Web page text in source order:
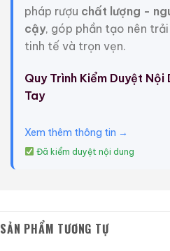
Bản hợp đồng giữa Poli
mạnh sau đó được lưu trữ
máy chưng cất Poli, nơi có
sồi 225 lít.
sự thật: vào tháng 6 năm
đầu tiên đã được đóng
pháp rượu chất lượng -
cậy, góp phần tạo nên
tinh tế và trọn vẹn.
Quy Trình Kiểm Duyệt Nội
Tay
Xem thêm thông tin →
Đã kiểm duyệt nội dung
SẢN PHẨM TƯƠNG TỰ